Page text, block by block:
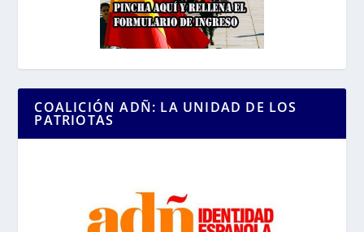
COALICIÓN ADÑ: LA UNIDAD DE LOS
PATRIOTAS